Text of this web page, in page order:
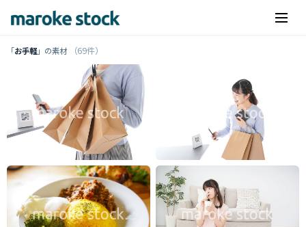
「お手軽」の素材 （69件）